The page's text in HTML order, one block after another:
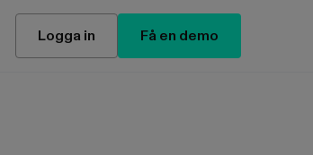
Logga in Få en demo